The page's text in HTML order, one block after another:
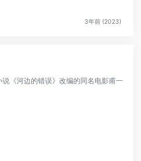
3年前 (2023)
《河边的错误》改编的同名电影甫一